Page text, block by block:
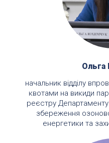
Ольга
начальник відділу
квотами на викиди
реєстру Департаменту
збереження
енергетики та